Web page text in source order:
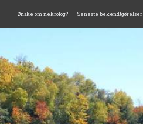
Ønske om nekrolog? Seneste bekendtgørelser